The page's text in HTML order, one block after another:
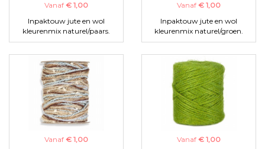
Vanaf € 1,00
Inpaktouw jute en wol
kleurenmix naturel/paars.
Vanaf € 1,00
Inpaktouw jute en wol
kleurenmix naturel/groen.
Vanaf € 1,00 Vanaf € 1,00